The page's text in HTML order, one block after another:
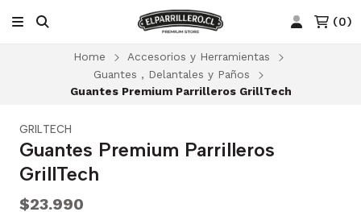
(0)
Home
Accesorios y Herramientas
Guantes , Delantales y Paños
Guantes Premium Parrilleros GrillTech
GRILTECH
Guantes Premium Parrilleros
GrillTech
$23.990